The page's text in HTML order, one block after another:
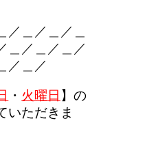
／＿／＿／＿
＿／＿／＿／
／＿／
・ 火曜日】 の
いただきま